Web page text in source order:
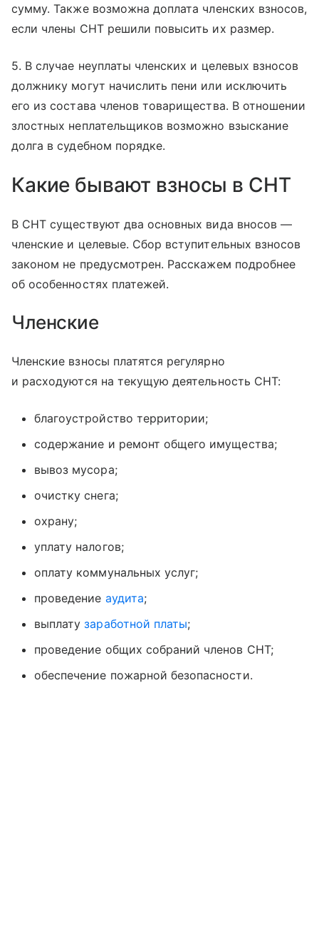
сумму. Также возможна доплата членских взносов,
если члены СНТ решили повысить их размер.
5. В случае неуплаты членских и целевых взносов
должнику могут начислить пени или исключить
его из состава членов товарищества. В отношении
злостных неплательщиков возможно взыскание
долга в судебном порядке.
Какие бывают взносы в СНТ
В СНТ существуют два основных вида вносов —
членские и целевые. Сбор вступительных взносов
законом не предусмотрен. Расскажем подробнее
об особенностях платежей.
Членские
Членские взносы платятся регулярно
и расходуются на текущую деятельность СНТ:
благоустройство территории;
содержание и ремонт общего имущества;
вывоз мусора;
очистку снега;
охрану;
уплату налогов;
оплату коммунальных услуг;
проведение аудита;
выплатузаработной платы;
проведение общих собраний членов СНТ;
обеспечение пожарной безопасности.